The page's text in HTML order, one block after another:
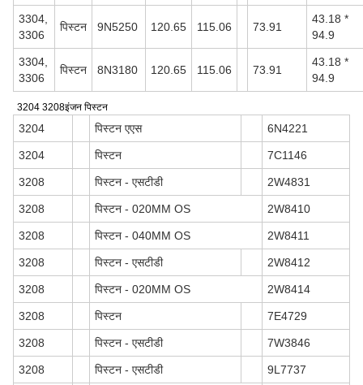
3304,
3306
पिस्टन 9N5250 120.65 115.06 73.91
43.18 *
94.9
3304,
3306
पिस्टन 8N3180 120.65 115.06 73.91
43.18 *
94.9
3204 3208इंजन पिस्टन
3204 पिस्टन एएस 6N4221
3204 पिस्टन 7C1146
3208 पिस्टन - एसटीडी 2W4831
3208 पिस्टन - 020MM OS 2W8410
3208 पिस्टन - 040MM OS 2W8411
3208 पिस्टन - एसटीडी 2W8412
3208 पिस्टन - 020MM OS 2W8414
3208 पिस्टन 7E4729
3208 पिस्टन - एसटीडी 7W3846
3208 पिस्टन - एसटीडी 9L7737